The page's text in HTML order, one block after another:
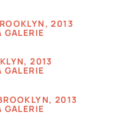
2013
2013
2013